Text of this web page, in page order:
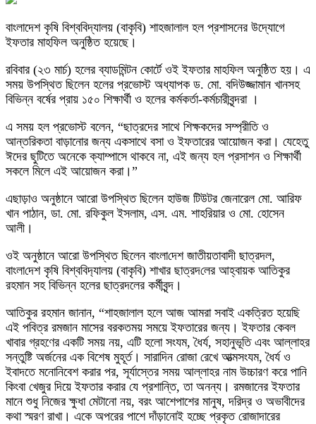
বাংলাদেশ কৃষি বিশ্ববিদ্যালয় (বাকৃবি) শাহজালাল হল প্রশাসনের উদ্যোগে
ইফতার মাহফিল অনুষ্ঠিত হয়েছে।
রবিবার (২৩ মার্চ) হলের ব্যাডমিন্টন কোর্টে ওই ইফতার মাহফিল অনুষ্ঠিত হয়। এ
সময় উপস্থিত ছিলেন হলের প্রভোস্ট অধ্যাপক ড. মো. বদিউজ্জামান খানসহ
বিভিন্ন বর্ষের প্রায় ১৫০ শিক্ষার্থী ও হলের কর্মকর্তা-কর্মচারীবৃন্দরা ।
এ সময় হল প্রভোস্ট বলেন, “ছাত্রদের সাথে শিক্ষকদের সম্প্রীতি ও
আন্তরিকতা বাড়ানোর জন্য একসাথে বসা ও ইফতারের আয়োজন করা। যেহেতু
ঈদের ছুটিতে অনেকে ক্যাম্পাসে থাকবে না, এই জন্য হল প্রসাশন ও শিক্ষার্থী
সকলে মিলে এই আয়োজন করা।”
এছাড়াও অনুষ্ঠানে আরো উপস্থিত ছিলেন হাউজ টিউটর জেনারেল মো. আরিফ
খান পাঠান, ডা. মো. রফিকুল ইসলাম, এস. এম. শাহরিয়ার ও মো. হোসেন
আলী।
ওই অনুষ্ঠানে আরো উপস্থিত ছিলেন বাংলা‌দেশ জাতীয়তাবাদী ছাত্রদল,
বাংলা‌দেশ কৃ‌ষি বিশ্ব‌বিদ‌্যালয় (বাকৃ‌বি) শাখার ছাত্রদ‌লের আহ্বায়ক আ‌তিকুর
রহমান সহ বিভিন্ন হলের ছাত্রদলের কর্মীবৃন্দ।
আতিকুর রহমান জানান, “শাহজালাল হলে আজ আমরা সবাই একত্রিত হয়েছি
এই পবিত্র রমজান মাসের বরকতময় সময়ে ইফতারের জন্য। ইফতার কেবল
খাবার গ্রহণের একটি সময় নয়, এটি হলো সংযম, ধৈর্য, সহানুভূতি এবং আল্লাহর
সন্তুষ্টি অর্জনের এক বিশেষ মুহূর্ত। সারাদিন রোজা রেখে আত্মসংযম, ধৈর্য ও
ইবাদতে মনোনিবেশ করার পর, সূর্যাস্তের সময় আল্লাহর নাম উচ্চারণ করে পানি
কিংবা খেজুর দিয়ে ইফতার করার যে প্রশান্তি, তা অনন্য। রমজানের ইফতার
মানে শুধু নিজের ক্ষুধা মেটানো নয়, বরং আশেপাশের মানুষ, দরিদ্র ও অভাবীদের
কথা স্মরণ রাখা। একে অপরের পাশে দাঁড়ানোই হচ্ছে প্রকৃত রোজাদারের